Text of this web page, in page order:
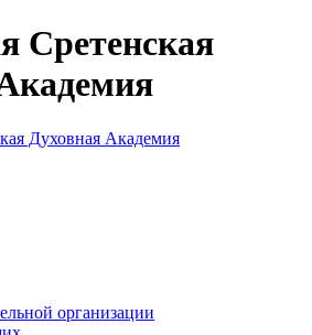
Сретенская
организации